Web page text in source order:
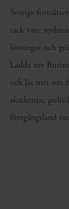
Sverige
tack vare
lösningar och
Ladda ner
och läs mer om
akademin,
föregångsland